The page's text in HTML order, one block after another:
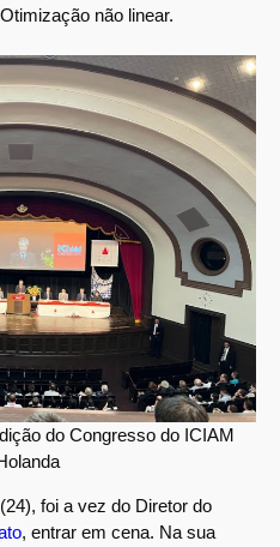
não linear.
do Congresso do ICIAM
foi a vez do Diretor do
, entrar em cena. Na sua